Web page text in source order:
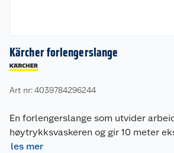
Kärcher forlengerslange
Art nr: 4039784296244
En forlengerslange som utvider
høytrykksvaskeren og gir 10 meter
les mer